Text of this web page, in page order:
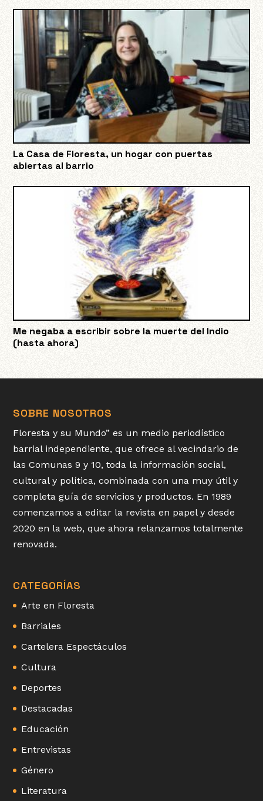
La Casa de Floresta, un hogar con puertas
abiertas al barrio
Me negaba a escribir sobre la muerte del Indio
(hasta ahora)
SOBRE NOSOTROS
Floresta y su Mundo” es un medio periodístico
barrial independiente, que ofrece al vecindario de
las Comunas 9 y 10, toda la información social,
cultural y política, combinada con una muy útil y
completa guía de servicios y productos. En 1989
comenzamos a editar la revista en papel y desde
2020 en la web, que ahora relanzamos totalmente
renovada.
CATEGORÍAS
Arte en Floresta
Barriales
Cartelera Espectáculos
Cultura
Deportes
Destacadas
Educación
Entrevistas
Género
Literatura